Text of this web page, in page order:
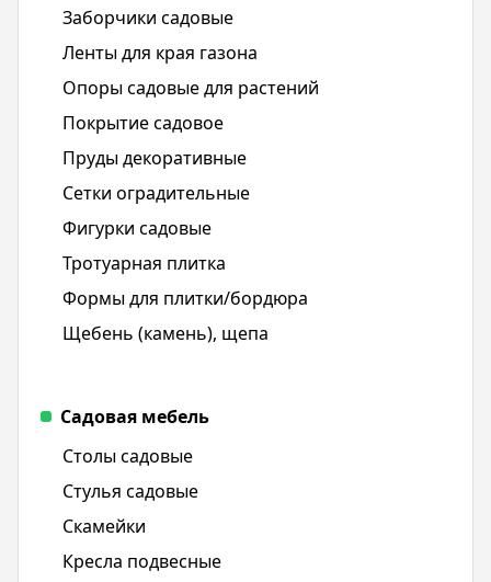
Заборчики садовые
Ленты для края газона
Опоры садовые для растений
Покрытие садовое
Пруды декоративные
Сетки оградительные
Фигурки садовые
Тротуарная плитка
Формы для плитки/бордюра
Щебень (камень), щепа
Садовая мебель
Столы садовые
Стулья садовые
Скамейки
Кресла подвесные